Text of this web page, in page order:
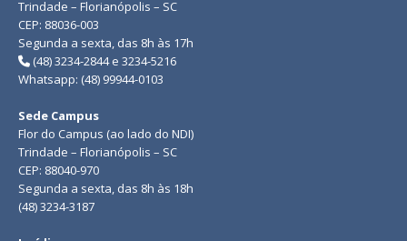
Trindade – Florianópolis – SC
CEP: 88036-003
Segunda a sexta, das 8h às 17h
(48) 3234-2844 e 3234-5216
Whatsapp: (48) 99944-0103
Sede Campus
Flor do Campus (ao lado do NDI)
Trindade – Florianópolis – SC
CEP: 88040-970
Segunda a sexta, das 8h às 18h
(48) 3234-3187